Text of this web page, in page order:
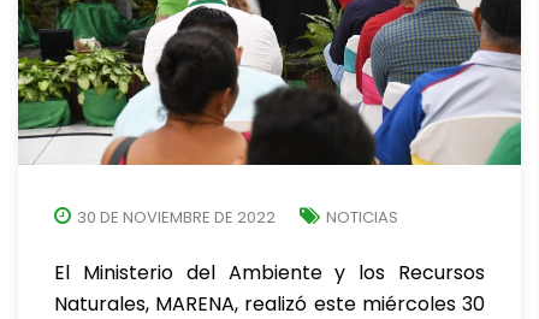
30 DE NOVIEMBRE DE 2022 NOTICIAS
El Ministerio del Ambiente y los Recursos
Naturales, MARENA, realizó este miércoles 30